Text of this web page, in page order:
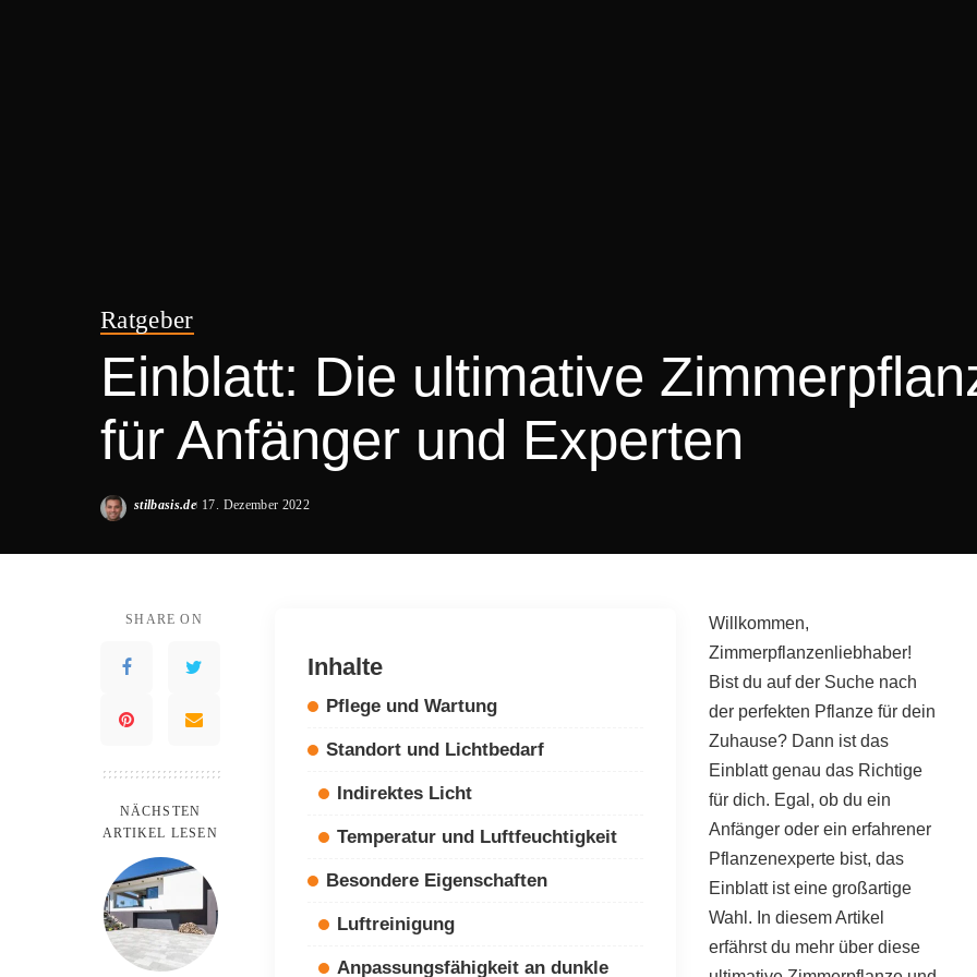
Ratgeber
Einblatt: Die ultimative
für Anfänger und Experten
Posted
stilbasis.de 17. Dezember 2022
SHARE ON
NÄCHSTEN
ARTIKEL LESEN
Inhalte
Pflege und Wartung
Standort und Lichtbedarf
Indirektes Licht
Temperatur und Luftfeuchtigkeit
Besondere Eigenschaften
Luftreinigung
Anpassungsfähigkeit an dunkle
Willkommen,
Zimmerpflanzenliebhaber!
Bist du auf der Suche nach
der perfekten Pflanze für dein
Zuhause? Dann ist das
Einblatt genau das Richtige
für dich. Egal, ob du ein
Anfänger oder ein erfahrener
Pflanzenexperte bist, das
Einblatt ist eine großartige
Wahl. In diesem Artikel
erfährst du mehr über diese